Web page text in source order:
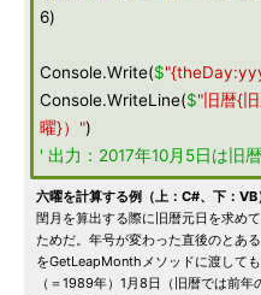
6)
Console.Write($
Console.WriteLine($"旧暦{
曜}）")
' 出力：2017年10月5日は旧
六曜を計算する例（上：C#、下：VB
閏月を算出する際に旧暦元日を求め
ためだ。年号が変わった直後のとあ
をGetLeapMonthメソッドに渡して
（＝1989年）1月8日（旧暦では前